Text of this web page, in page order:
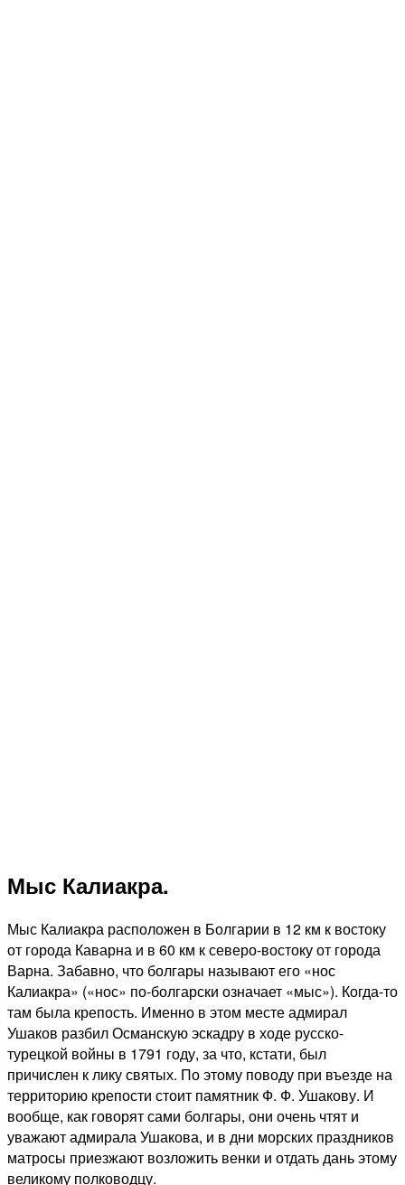
Мыс Калиакра.
Мыс Калиакра расположен в Болгарии в 12 км к востоку
от города Каварна и в 60 км к северо-востоку от города
Варна. Забавно, что болгары называют его «нос
Калиакра» («нос» по-болгарски означает «мыс»). Когда-то
там была крепость. Именно в этом месте адмирал
Ушаков разбил Османскую эскадру в ходе русско-
турецкой войны в 1791 году, за что, кстати, был
причислен к лику святых. По этому поводу при въезде на
территорию крепости стоит памятник Ф. Ф. Ушакову. И
вообще, как говорят сами болгары, они очень чтят и
уважают адмирала Ушакова, и в дни морских праздников
матросы приезжают возложить венки и отдать дань этому
великому полководцу.